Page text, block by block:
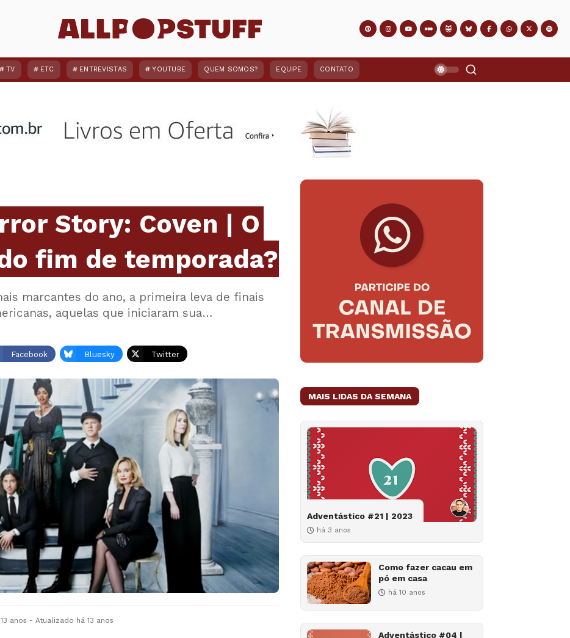
TV ETC ENTREVISTAS YOUTUBE QUEM SOMOS? EQUIPE CONTATO
Story: Coven | O
fim de temporada?
marcantes do ano, a primeira leva de finais
aquelas que iniciaram sua…
Facebook Bluesky Twitter
anos - Atualizado há 13 anos
MAIS LIDAS DA SEMANA
Adventástico #21 | 2023
há 3 anos
Como fazer cacau em
pó em casa
há 10 anos
Adventástico #04 |